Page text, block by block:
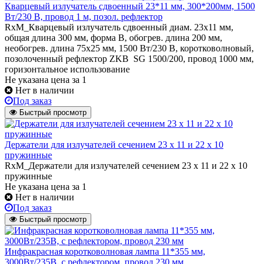
Кварцевый излучатель cдвоенный 23*11 мм, 300*200мм, 1500
Вт/230 В, провод 1 м, позол. рефлектор
RxM_Кварцевый излучатель сдвоенный диам. 23х11 мм,
общая длина 300 мм, форма В, обогрев. длина 200 мм,
необогрев. длина 75х25 мм, 1500 Вт/230 В, коротковолновый,
позолоченный рефлектор ZKB SG 1500/200, провод 1000 мм,
горизонтальное использование
Не указана цена за 1
Нет в наличии
Под заказ
Быстрый просмотр
Держатели для излучателей сечением 23 х 11 и 22 х 10
пружинные
RxM_Держатели для излучателей сечением 23 х 11 и 22 х 10
пружинные
Не указана цена за 1
Нет в наличии
Под заказ
Быстрый просмотр
Инфракрасная коротковолновая лампа 11*355 мм,
3000Вт/235В, с рефлектором, провод 230 мм